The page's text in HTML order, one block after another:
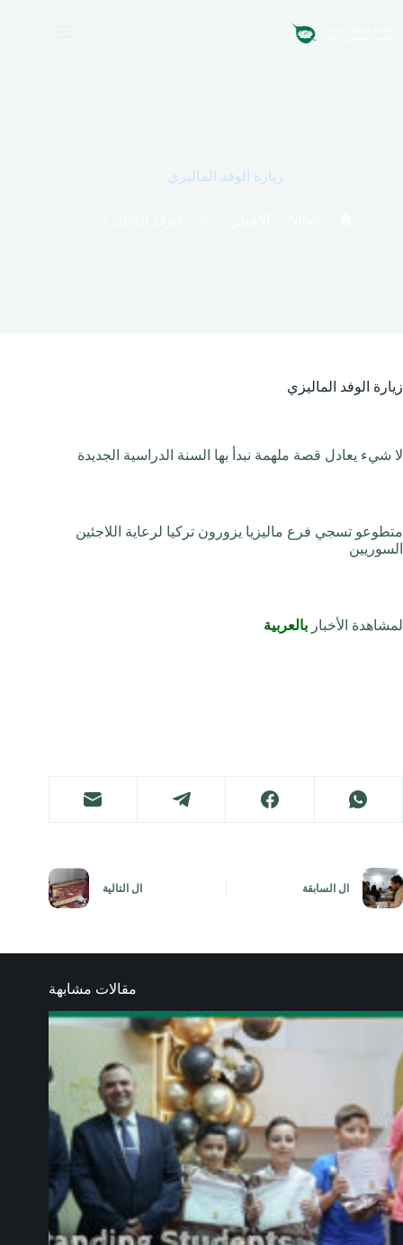
زيارة الوفد الماليزي
زيارة الوفد الماليزي
لا شيء يعادل قصة ملهمة نبدأ بها السنة الدراسية الجديدة
متطوعو تسجي فرع ماليزيا يزورون تركيا لرعاية اللاجئين
السوريين
لمشاهدة الأخبار بالعربية
ال السابقة ال التالية
مقالات مشابهة